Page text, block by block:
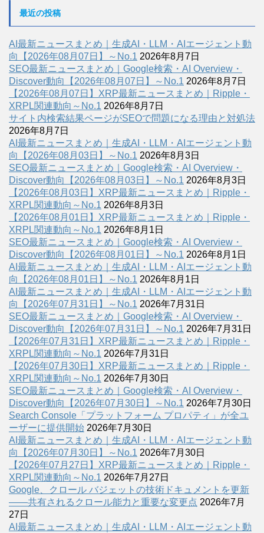
最近の投稿
AI最新ニュースまとめ｜生成AI・LLM・AIエージェント動
向【2026年08月07日】～No.1 2026年8月7日
SEO最新ニュースまとめ｜Google検索・AI Overview・
Discover動向【2026年08月07日】～No.1 2026年8月7日
【2026年08月07日】XRP最新ニュースまとめ｜Ripple・
XRPL関連動向～No.1 2026年8月7日
サイト内検索結果ページがSEOで問題になる理由と対処法
2026年8月7日
AI最新ニュースまとめ｜生成AI・LLM・AIエージェント動
向【2026年08月03日】～No.1 2026年8月3日
SEO最新ニュースまとめ｜Google検索・AI Overview・
Discover動向【2026年08月03日】～No.1 2026年8月3日
【2026年08月03日】XRP最新ニュースまとめ｜Ripple・
XRPL関連動向～No.1 2026年8月3日
【2026年08月01日】XRP最新ニュースまとめ｜Ripple・
XRPL関連動向～No.1 2026年8月1日
SEO最新ニュースまとめ｜Google検索・AI Overview・
Discover動向【2026年08月01日】～No.1 2026年8月1日
AI最新ニュースまとめ｜生成AI・LLM・AIエージェント動
向【2026年08月01日】～No.1 2026年8月1日
AI最新ニュースまとめ｜生成AI・LLM・AIエージェント動
向【2026年07月31日】～No.1 2026年7月31日
SEO最新ニュースまとめ｜Google検索・AI Overview・
Discover動向【2026年07月31日】～No.1 2026年7月31日
【2026年07月31日】XRP最新ニュースまとめ｜Ripple・
XRPL関連動向～No.1 2026年7月31日
【2026年07月30日】XRP最新ニュースまとめ｜Ripple・
XRPL関連動向～No.1 2026年7月30日
SEO最新ニュースまとめ｜Google検索・AI Overview・
Discover動向【2026年07月30日】～No.1 2026年7月30日
Search Console「プラットフォーム プロパティ」が全ユ
ーザーに提供開始 2026年7月30日
AI最新ニュースまとめ｜生成AI・LLM・AIエージェント動
向【2026年07月30日】～No.1 2026年7月30日
【2026年07月27日】XRP最新ニュースまとめ｜Ripple・
XRPL関連動向～No.1 2026年7月27日
Google、クロール バジェットの技術ドキュメントを更新
――共有されるクロール能力と重要な変更点 2026年7月
27日
AI最新ニュースまとめ｜生成AI・LLM・AIエージェント動